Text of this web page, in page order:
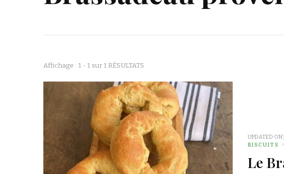
Affichage : 1 - 1 sur 1 RÉSULTATS
UPDATED ON
BISCUITS
Le